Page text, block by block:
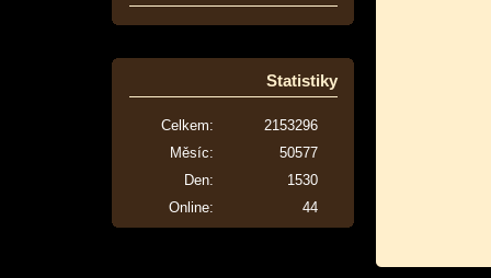
Statistiky
Online: 44
Celkem:
2153296
Měsíc:
50577
Den:
1530